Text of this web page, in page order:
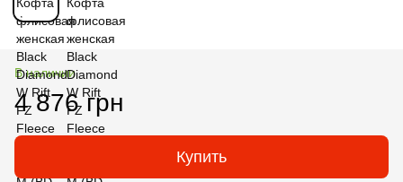
В наличии
4 876 грн
Купить